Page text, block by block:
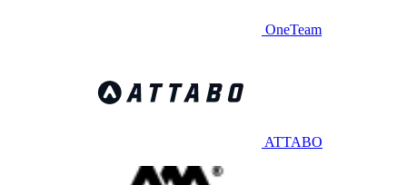
OneTeam
ATTABO